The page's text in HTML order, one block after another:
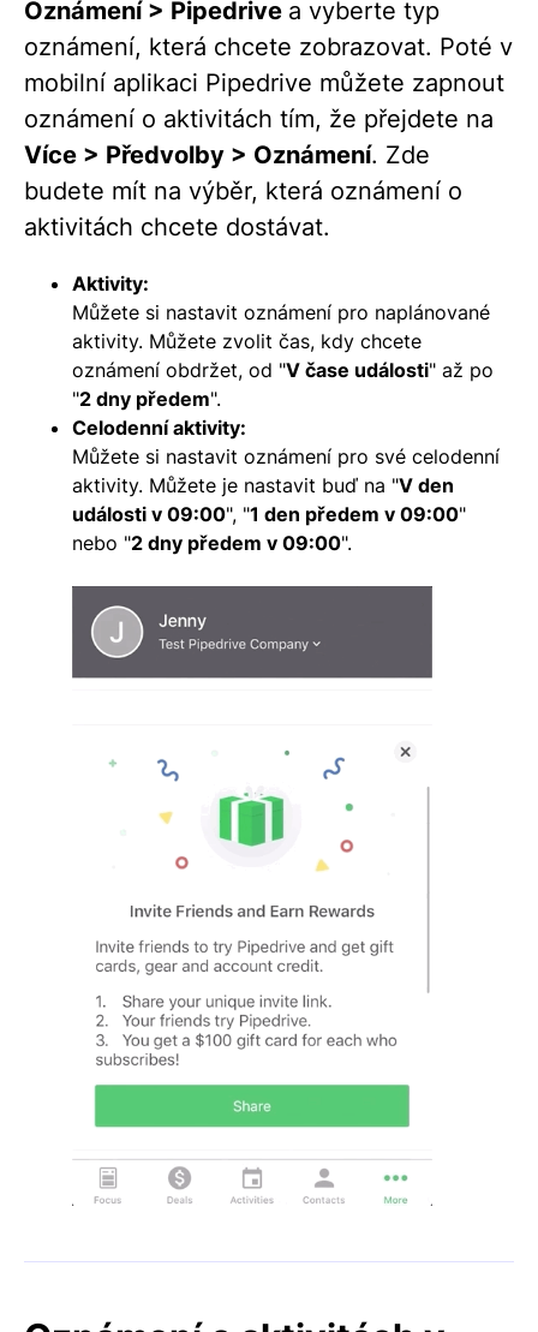
Oznámení > Pipedrive a vyberte typ
oznámení, která chcete zobrazovat. Poté v
mobilní aplikaci Pipedrive můžete zapnout
oznámení o aktivitách tím, že přejdete na
Více > Předvolby > Oznámení. Zde
budete mít na výběr, která oznámení o
aktivitách chcete dostávat.
Aktivity:
Můžete si nastavit oznámení pro naplánované
aktivity. Můžete zvolit čas, kdy chcete
oznámení obdržet, od "V čase události" až po
"2 dny předem".
Celodenní aktivity:
Můžete si nastavit oznámení pro své celodenní
aktivity. Můžete je nastavit buď na "V den
události v 09:00", "1 den předem v 09:00"
nebo "2 dny předem v 09:00".